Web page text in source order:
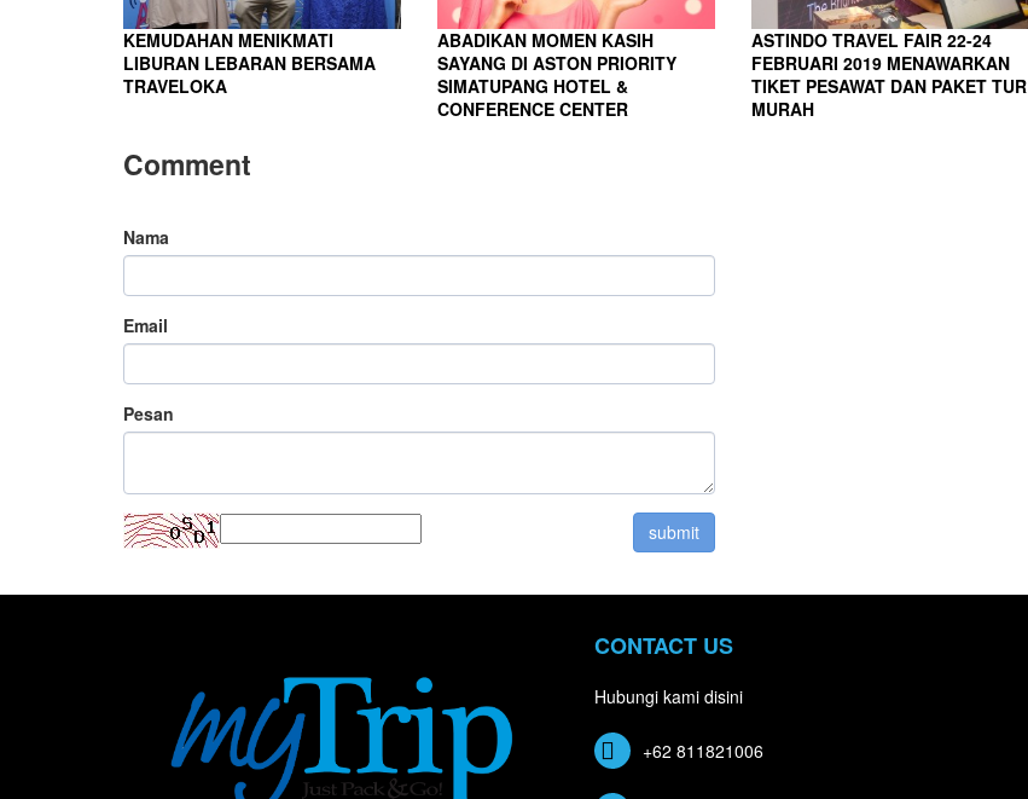
KEMUDAHAN MENIKMATI
LIBURAN LEBARAN BERSAMA
TRAVELOKA
ABADIKAN MOMEN KASIH
SAYANG DI ASTON PRIORITY
SIMATUPANG HOTEL &
CONFERENCE CENTER
ASTINDO TRAVEL FAIR 22-24
FEBRUARI 2019 MENAWARKAN
TIKET PESAWAT DAN PAKET TUR
MURAH
Comment
Nama
Email
Pesan
CONTACT US
Hubungi kami disini
+62 811821006